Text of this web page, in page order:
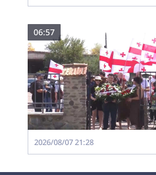
06:57
2026/08/07 21:28